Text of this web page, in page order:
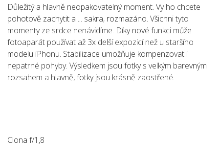
Důležitý a hlavně neopakovatelný moment. Vy ho chcete
pohotově zachytit a ... sakra, rozmazáno. Všichni tyto
momenty ze srdce nenávidíme. Díky nové funkci může
fotoaparát používat až 3x delší expozicí než u staršího
modelu iPhonu. Stabilizace umožňuje kompenzovat i
nepatrné pohyby. Výsledkem jsou fotky s velkým barevným
rozsahem a hlavně, fotky jsou krásně zaostřené.
Clona f/1,8